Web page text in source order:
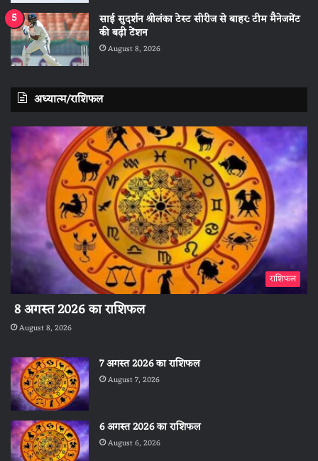
साई सुदर्शन श्रीलंका टेस्ट सीरीज से बाहर: टीम मैनेजमेंट
की बढ़ी टेंशन
August 8, 2026
अध्यात्म/राशिफल
राशिफल
8 अगस्त 2026 का राशिफल
August 8, 2026
7 अगस्त 2026 का राशिफल
August 7, 2026
6 अगस्त 2026 का राशिफल
August 6, 2026